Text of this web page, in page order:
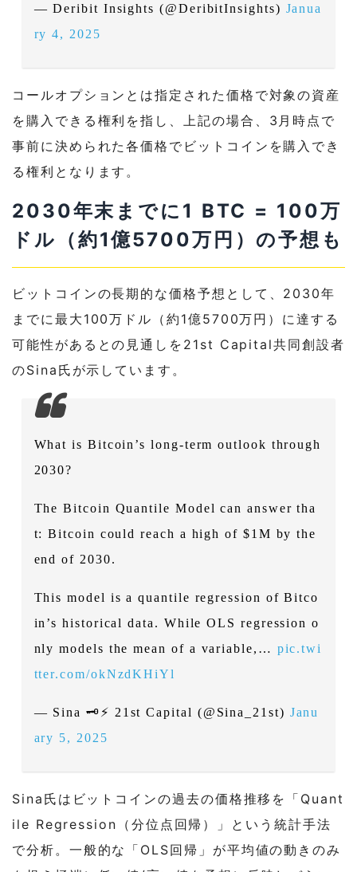
— Deribit Insights (@DeribitInsights) Janua
ry 4, 2025
コールオプションとは指定された価格で対象の資産
を購入できる権利を指し、上記の場合、3月時点で
事前に決められた各価格でビットコインを購入でき
る権利となります。
2030年末までに1 BTC = 100万
ドル（約1億5700万円）の予想も
ビットコインの長期的な価格予想として、2030年
までに最大100万ドル（約1億5700万円）に達する
可能性があるとの見通しを21st Capital共同創設者
のSina氏が示しています。
What is Bitcoin’s long-term outlook through
2030?
The Bitcoin Quantile Model can answer tha
t: Bitcoin could reach a high of $1M by the
end of 2030.
This model is a quantile regression of Bitco
in’s historical data. While OLS regression o
nly models the mean of a variable,… pic.twi
tter.com/okNzdKHiYl
— Sina 🗝️⚡ 21st Capital (@Sina_21st) Janu
ary 5, 2025
Sina氏はビットコインの過去の価格推移を「Quant
ile Regression（分位点回帰）」という統計手法
で分析。一般的な「OLS回帰」が平均値の動きのみ